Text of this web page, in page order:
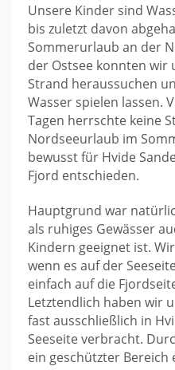
Unsere Kinder sind
bis zuletzt davon
Sommerurlaub an der
der Ostsee konnten wir
Strand heraussuchen
Wasser spielen lassen.
Tagen herrschte keine
Nordseeurlaub im
bewusst für Hvide
Fjord entschieden.
Hauptgrund war
als ruhiges Gewässer
Kindern geeignet ist.
wenn es auf der
einfach auf die
Letztendlich haben wir
fast ausschließlich in
Seeseite verbracht.
ein geschützter